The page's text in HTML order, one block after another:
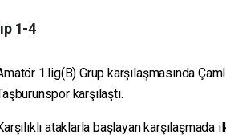
1-4
1.lig(B) Grup karşılaşmasında
karşılaştı.
ataklarla başlayan karşılaşmada